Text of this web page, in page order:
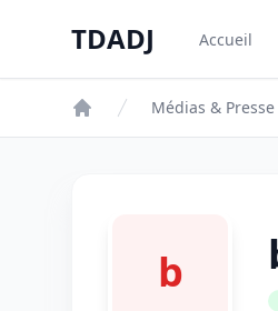
TDADJ
TDADJ Accueil
Médias & Presse
b